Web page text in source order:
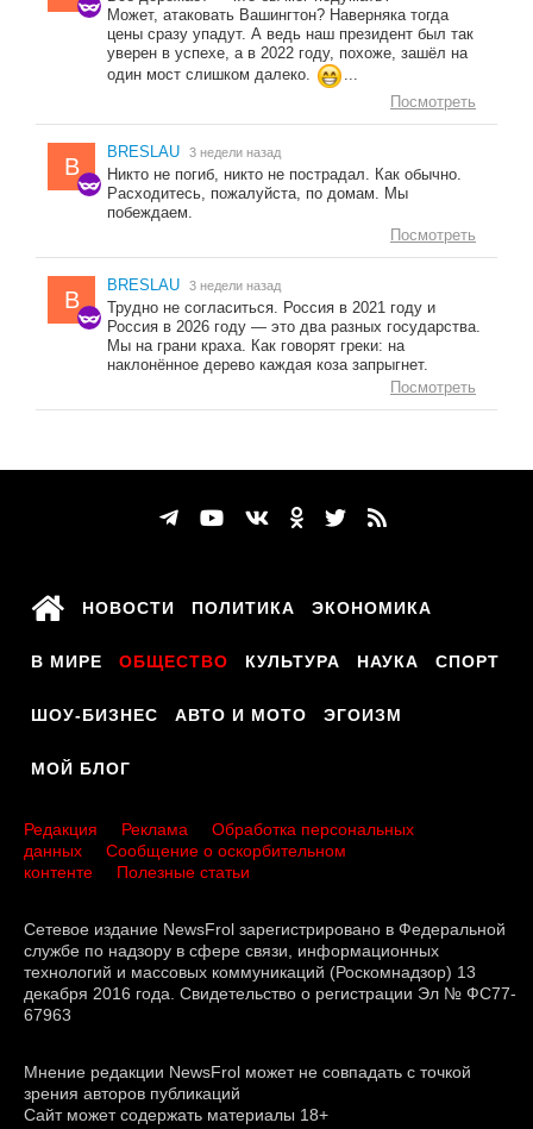
Может, атаковать Вашингтон? Наверняка тогда
цены сразу упадут. А ведь наш президент был так
уверен в успехе, а в 2022 году, похоже, зашёл на
один мост слишком далеко.
Посмотреть
B
BRESLAU 3 недели назад
Никто не погиб, никто не пострадал. Как обычно.
Расходитесь, пожалуйста, по домам. Мы
побеждаем.
Посмотреть
B
BRESLAU 3 недели назад
Трудно не согласиться. Россия в 2021 году и
Россия в 2026 году — это два разных государства.
Мы на грани краха. Как говорят греки: на
наклонённое дерево каждая коза запрыгнет.
Посмотреть
НОВОСТИ ПОЛИТИКА ЭКОНОМИКА
В МИРЕ ОБЩЕСТВО КУЛЬТУРА НАУКА СПОРТ
ШОУ-БИЗНЕС АВТО И МОТО ЭГОИЗМ
МОЙ БЛОГ
Редакция Реклама
Обработка персональных
данных
Сообщение о оскорбительном
контенте
Полезные статьи
Сетевое издание NewsFrol зарегистрировано в Федеральной
службе по надзору в сфере связи, информационных
технологий и массовых коммуникаций (Роскомнадзор) 13
декабря 2016 года. Свидетельство о регистрации Эл № ФС77-
67963
Мнение редакции NewsFrol может не совпадать с точкой
зрения авторов публикаций
Сайт может содержать материалы 18+